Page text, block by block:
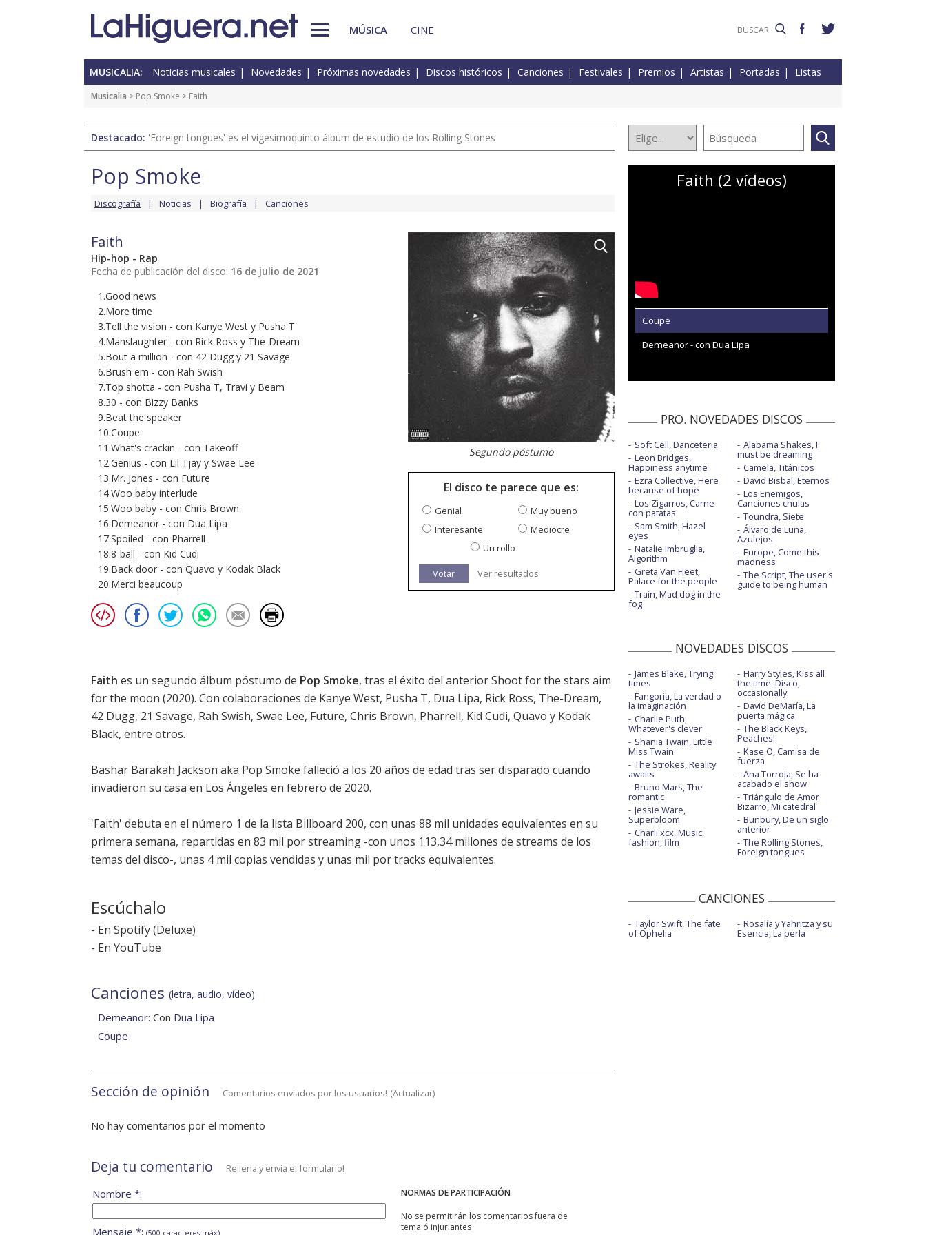
MÚSICA CINE
MUSICALIA: Noticias musicales Novedades Próximas novedades Discos históricos Canciones Festivales Premios Artistas Portadas Listas
Musicalia > Pop Smoke > Faith
Destacado: 'Foreign tongues' es el vigesimoquinto álbum de estudio de los Rolling Stones
Pop Smoke
Discografía Noticias Biografía Canciones
Faith
Hip-hop - Rap
Fecha de publicación del disco: 16 de julio de 2021
1.Good news
2.More time
3.Tell the vision - con Kanye West y Pusha T
4.Manslaughter - con Rick Ross y The-Dream
5.Bout a million - con 42 Dugg y 21 Savage
6.Brush em - con Rah Swish
7.Top shotta - con Pusha T, Travi y Beam
8.30 - con Bizzy Banks
9.Beat the speaker
10.Coupe
11.What's crackin - con Takeoff
12.Genius - con Lil Tjay y Swae Lee
13.Mr. Jones - con Future
14.Woo baby interlude
15.Woo baby - con Chris Brown
16.Demeanor - con Dua Lipa
17.Spoiled - con Pharrell
18.8-ball - con Kid Cudi
19.Back door - con Quavo y Kodak Black
20.Merci beaucoup
Segundo póstumo
El disco te parece que es:
Genial
Muy bueno
Interesante
Mediocre
Un rollo
Votar Ver resultados
Faith es un segundo álbum póstumo de Pop Smoke, tras el éxito del anteriorShoot for the stars aim
for the moon (2020). Con colaboraciones de Kanye West, Pusha T, Dua Lipa, Rick Ross, The-Dream,
42 Dugg, 21 Savage, Rah Swish, Swae Lee, Future, Chris Brown, Pharrell, Kid Cudi, Quavo y Kodak
Black, entre otros.
Bashar Barakah Jackson aka Pop Smoke falleció a los 20 años de edad tras ser disparado cuando
invadieron su casa en Los Ángeles en febrero de 2020.
'Faith' debuta en el número 1 de la lista Billboard 200, con unas 88 mil unidades equivalentes en su
primera semana, repartidas en 83 mil por streaming -con unos 113,34 millones de streams de los
temas del disco-, unas 4 mil copias vendidas y unas mil por tracks equivalentes.
Escúchalo
- En Spotify(Deluxe)
- En YouTube
Canciones (letra, audio, vídeo)
Demeanor: Con Dua Lipa
Coupe
Sección de opinión Comentarios enviados por los usuarios! (Actualizar)
No hay comentarios por el momento
Deja tu comentario Rellena y envía el formulario!
NORMAS DE PARTICIPACIÓN
No se permitirán los comentarios fuera de
tema ó injuriantes
Nombre *:
Mensaje *:
Faith (2 vídeos)
Coupe
Demeanor - con Dua Lipa
PRO. NOVEDADES DISCOS
Soft Cell, Danceteria
Leon Bridges,
Happiness anytime
Ezra Collective, Here
because of hope
Los Zigarros, Carne
con patatas
Sam Smith, Hazel
eyes
Natalie Imbruglia,
Algorithm
Greta Van Fleet,
Palace for the people
Train, Mad dog in the
fog
Alabama Shakes, I
must be dreaming
Camela, Titánicos
David Bisbal, Eternos
Los Enemigos,
Canciones chulas
Toundra, Siete
Álvaro de Luna,
Azulejos
Europe, Come this
madness
The Script, The user's
guide to being human
NOVEDADES DISCOS
James Blake, Trying
times
Fangoria, La verdad o
la imaginación
Charlie Puth,
Whatever's clever
Shania Twain, Little
Miss Twain
The Strokes, Reality
awaits
Bruno Mars, The
romantic
Jessie Ware,
Superbloom
Charli xcx, Music,
fashion, film
Harry Styles, Kiss all
the time. Disco,
occasionally.
David DeMaría, La
puerta mágica
The Black Keys,
Peaches!
Kase.O, Camisa de
fuerza
Ana Torroja, Se ha
acabado el show
Triángulo de Amor
Bizarro, Mi catedral
Bunbury, De un siglo
anterior
The Rolling Stones,
Foreign tongues
CANCIONES
Taylor Swift, The fate
of Ophelia
Rosalía y Yahritza y su
Esencia, La perla